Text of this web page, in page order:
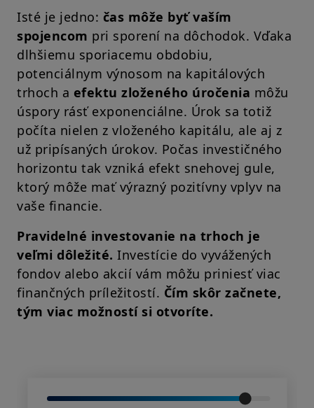
Isté je jedno: čas môže byť vaším
spojencom pri sporení na dôchodok. Vďaka
dlhšiemu sporiacemu obdobiu,
potenciálnym výnosom na kapitálových
trhoch a efektu zloženého úročenia môžu
úspory rásť exponenciálne. Úrok sa totiž
počíta nielen z vloženého kapitálu, ale aj z
už pripísaných úrokov. Počas investičného
horizontu tak vzniká efekt snehovej gule,
ktorý môže mať výrazný pozitívny vplyv na
vaše financie.
Pravidelné investovanie na trhoch je
veľmi dôležité. Investície do vyvážených
fondov alebo akcií vám môžu priniesť viac
finančných príležitostí. Čím skôr začnete,
tým viac možností si otvoríte.